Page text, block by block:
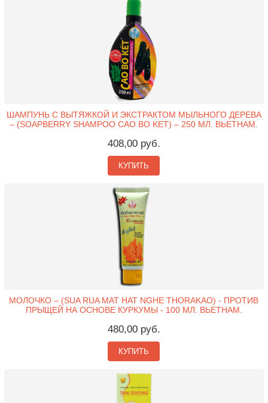
ШАМПУНЬ С ВЫТЯЖКОЙ И ЭКСТРАКТОМ МЫЛЬНОГО ДЕРЕВА
– (SOAPBERRY SHAMPOO CAO BO KET) – 250 МЛ. ВЬЕТНАМ.
408,00 руб.
КУПИТЬ
МОЛОЧКО – (SUA RUA MAT HAT NGHE THORAKAO) - ПРОТИВ
ПРЫЩЕЙ НА ОСНОВЕ КУРКУМЫ - 100 МЛ. ВЬЕТНАМ.
480,00 руб.
КУПИТЬ